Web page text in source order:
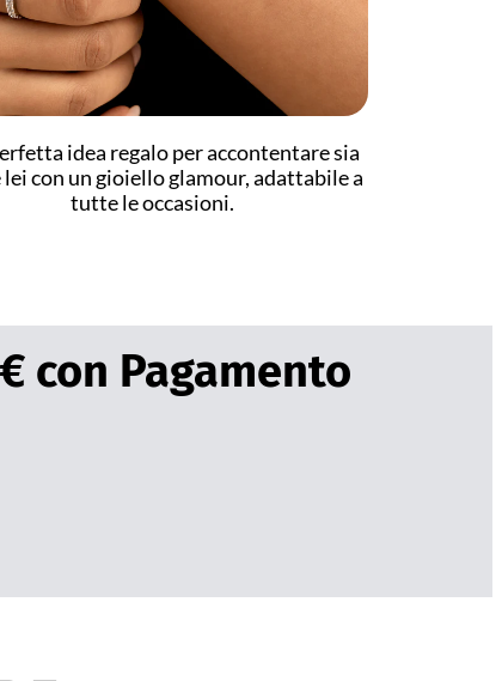
idea regalo per accontentare sia
lei con un gioiello glamour, adattabile a
tutte le occasioni.
con Pagamento